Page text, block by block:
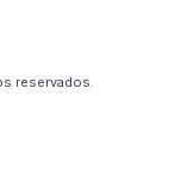
reservados.